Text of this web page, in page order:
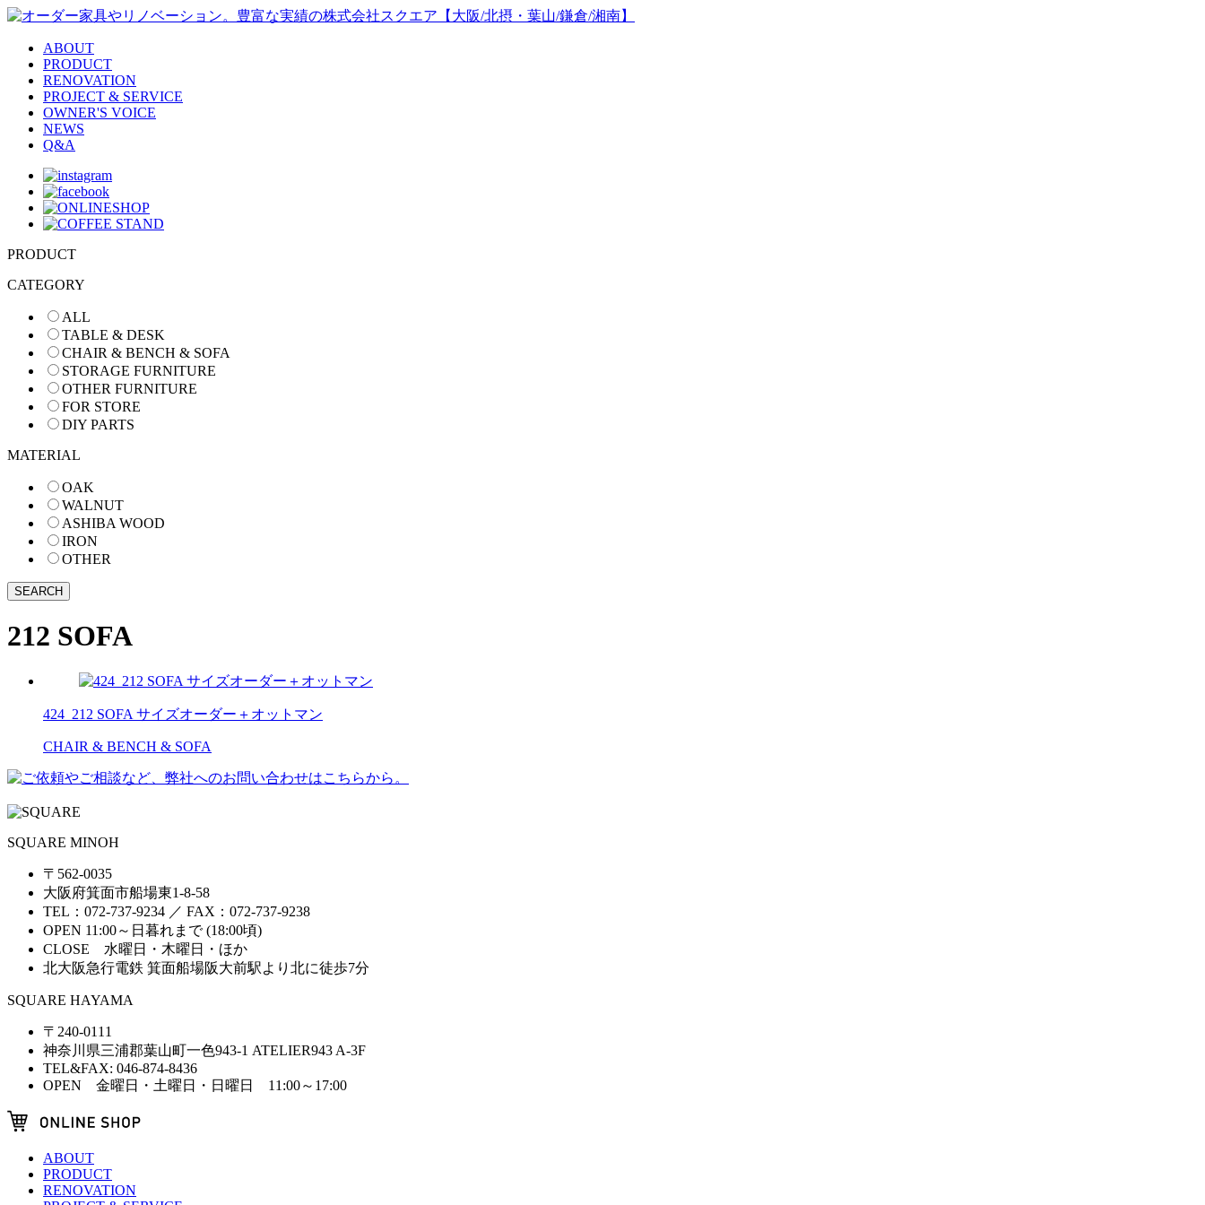
ABOUT
PRODUCT
RENOVATION
PROJECT & SERVICE
OWNER'S VOICE
NEWS
Q&A
PRODUCT
CATEGORY
ALL
TABLE & DESK
CHAIR & BENCH & SOFA
STORAGE FURNITURE
OTHER FURNITURE
FOR STORE
DIY PARTS
MATERIAL
OAK
WALNUT
ASHIBA WOOD
IRON
OTHER
212 SOFA
424_212 SOFA サイズオーダー＋オットマン
CHAIR & BENCH & SOFA
SQUARE MINOH
〒562-0035
大阪府箕面市船場東1-8-58
TEL：072-737-9234 ／ FAX：072-737-9238
OPEN 11:00～日暮れまで (18:00頃)
CLOSE 水曜日・木曜日・ほか
北大阪急行電鉄 箕面船場阪大前駅より北に徒歩7分
SQUARE HAYAMA
〒240-0111
神奈川県三浦郡葉山町一色943-1 ATELIER943 A-3F
TEL&FAX: 046-874-8436
OPEN 金曜日・土曜日・日曜日 11:00～17:00
ABOUT
PRODUCT
RENOVATION